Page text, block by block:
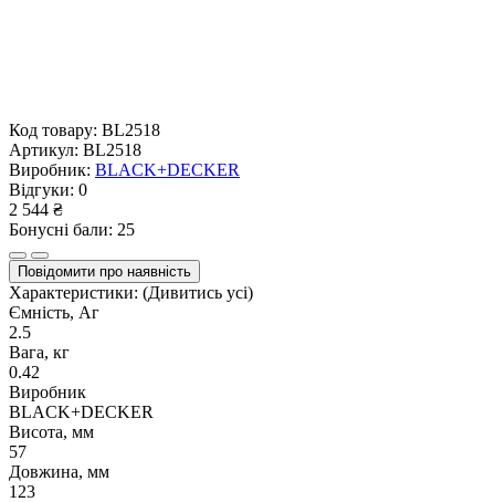
Код товару: BL2518
Артикул: BL2518
Виробник: BLACK+DECKER
Відгуки: 0
2 544 ₴
Бонусні бали: 25
Повідомити про наявність
Характеристики: (Дивитись усі)
Ємність, Аг
2.5
Вага, кг
0.42
Виробник
BLACK+DECKER
Висота, мм
57
Довжина, мм
123